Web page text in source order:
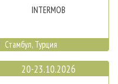
INTERMOB
Стамбул, Турция
20-23.10.2026